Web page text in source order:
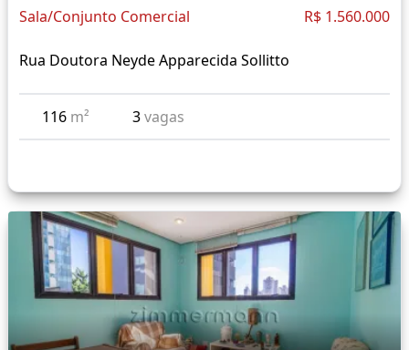
Sala/Conjunto Comercial R$ 1.560.000
Rua Doutora Neyde Apparecida Sollitto
116 m² 3vagas